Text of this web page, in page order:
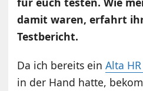
damit waren, erfahrt
Testbericht.
Da ich bereits einAlta
in der Hand hatte,